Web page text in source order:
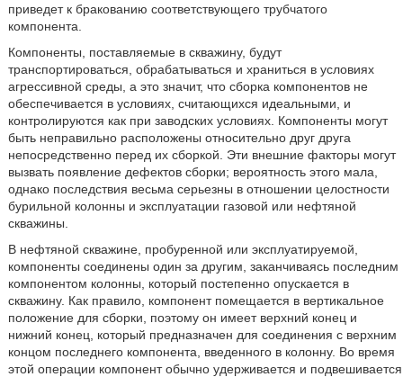
приведет к бракованию соответствующего трубчатого
компонента.
Компоненты, поставляемые в скважину, будут
транспортироваться, обрабатываться и храниться в условиях
агрессивной среды, а это значит, что сборка компонентов не
обеспечивается в условиях, считающихся идеальными, и
контролируются как при заводских условиях. Компоненты могут
быть неправильно расположены относительно друг друга
непосредственно перед их сборкой. Эти внешние факторы могут
вызвать появление дефектов сборки; вероятность этого мала,
однако последствия весьма серьезны в отношении целостности
бурильной колонны и эксплуатации газовой или нефтяной
скважины.
В нефтяной скважине, пробуренной или эксплуатируемой,
компоненты соединены один за другим, заканчиваясь последним
компонентом колонны, который постепенно опускается в
скважину. Как правило, компонент помещается в вертикальное
положение для сборки, поэтому он имеет верхний конец и
нижний конец, который предназначен для соединения с верхним
концом последнего компонента, введенного в колонну. Во время
этой операции компонент обычно удерживается и подвешивается